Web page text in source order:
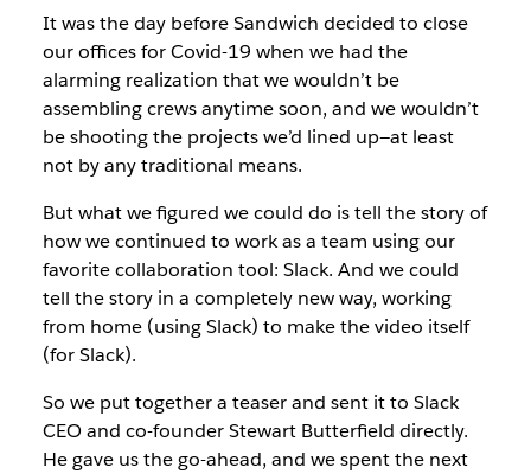
It was the day before Sandwich decided to close
our offices for Covid-19 when we had the
alarming realization that we wouldn’t be
assembling crews anytime soon, and we wouldn’t
be shooting the projects we’d lined up—at least
not by any traditional means.
But what we figured we could do is tell the story of
how we continued to work as a team using our
favorite collaboration tool: Slack. And we could
tell the story in a completely new way, working
from home (using Slack) to make the video itself
(for Slack).
So we put together a teaser and sent it to Slack
CEO and co-founder Stewart Butterfield directly.
He gave us the go-ahead, and we spent the next